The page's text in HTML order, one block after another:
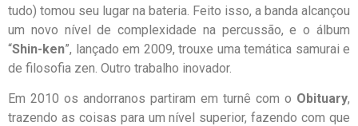
tudo) tomou seu lugar na bateria. Feito isso, a banda alcançou
um novo nível de complexidade na percussão, e o álbum
“Shin-ken”, lançado em 2009, trouxe uma temática samurai e
de filosofia zen. Outro trabalho inovador.
Em 2010 os andorranos partiram em turnê com o Obituary,
trazendo as coisas para um nível superior, fazendo com que